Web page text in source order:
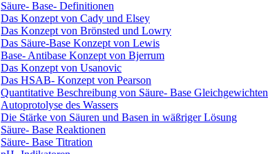
Säure- Base- Definitionen
Das Konzept von Cady und Elsey
Das Konzept von Brönsted und Lowry
Das Säure-Base Konzept von Lewis
Base- Antibase Konzept von Bjerrum
Das Konzept von Usanovic
Das HSAB- Konzept von Pearson
Quantitative Beschreibung von Säure- Base Gleichgewichten
Autoprotolyse des Wassers
Die Stärke von Säuren und Basen in wäßriger Lösung
Säure- Base Reaktionen
Säure- Base Titration